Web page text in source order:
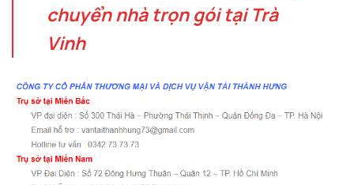
chuyển nhà trọn gói tại Trà
Vinh